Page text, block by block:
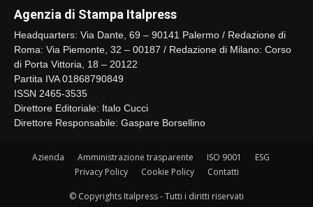
Agenzia di Stampa Italpress
Headquarters: Via Dante, 69 – 90141 Palermo / Redazione di
Roma: Via Piemonte, 32 – 00187 / Redazione di Milano: Corso
di Porta Vittoria, 18 – 20122
Partita IVA 01868790849
ISSN 2465-3535
Direttore Editoriale: Italo Cucci
Direttore Responsabile: Gaspare Borsellino
Azienda Amministrazione trasparente ISO 9001
ESG
Privacy Policy
Cookie Policy Contatti
© Copyrights Italpress - Tutti i diritti riservati